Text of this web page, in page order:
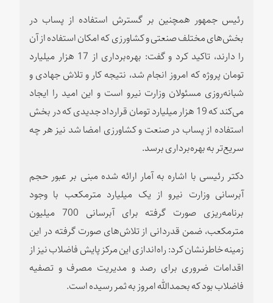
رئیس جمهور همچنین بر گسترش استفاده از پساب در
بخش‌های مختلف صنعتی و کشاورزی که امکان استفاده از آن
را دارند، تاکید کرد و گفت: بهره‌برداری از 17 هزار میلیارد
تومان پروژه که امروز انجام شد، نتیجه کار و تلاش جهادی و
شبانه‌روزی مسئولان وزارت نیرو است و این امید را ایجاد
می‌کند که 19 هزار میلیارد تومان قرارداد جدیدی که در بخش
استفاده از پساب در صنعت و کشاورزی امضا شد نیز هر چه
سریع‌تر به بهره‌برداری برسد.
دکتر رئیسی با اشاره به آمار ارائه شده مبنی بر عبور حجم
آبرسانی وزارت نیرو از یک میلیارد مترمکعب با وجود
برنامه‌ریزی صورت گرفته برای آبرسانی 700 میلیون
مترمکعب، ضمن قدردانی از تلاش‌های صورت گرفته در این
زمینه خاطرنشان کرد: راه‌اندازی این مرکز پایش فاضلاب نیز از
اقدامات ضروری برای رصد و مدیریت مصرف و تصفیه
فاضلاب بود که بحمدالله امروز به ثمر رسیده است.